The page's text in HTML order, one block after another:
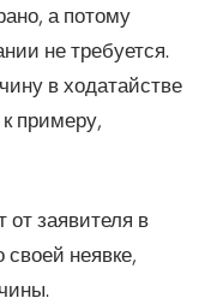
а потому
не требуется.
в ходатайстве
примеру,
от заявителя в
неявке,